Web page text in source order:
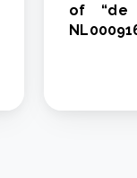
of “de